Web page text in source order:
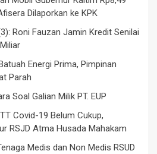
Dilaporkan ke KPK
Roni Fauzan Jamin Kredit Senilai
Energi Prima, Pimpinan
Parah
Soal Galian Milik PT. EUP
Covid-19 Belum Cukup,
RSJD Atma Husada Mahakam
Medis dan Non Medis RSUD